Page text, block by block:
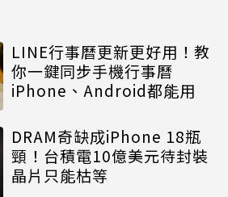
LINE行事曆更新更好用！教
你一鍵同步手機行事曆
iPhone、Android都能用
DRAM奇缺成iPhone 18瓶
頸！台積電10億美元待封裝
晶片只能枯等